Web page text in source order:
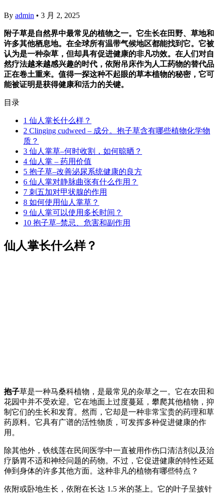
By admin • 3 月 2, 2025
附子草是自然界中最常见的植物之一。它生长在田野、草地和
许多其他栖息地。在全球所有温带气候地区都能找到它。它被
认为是一种杂草，但却具有促进健康的非凡功效。在人们对自
然疗法越来越感兴趣的时代，依附吊床作为人工药物的替代品
正在卷土重来。值得一探这种不起眼的草本植物的秘密，它可
能被证明是获得健康和活力的关键。
目录
1 仙人掌长什么样？
2 Clinging cudweed – 成分。抱子草含有哪些植物化学物
质？
3 仙人掌草–何时收割，如何晾晒？
4 仙人掌 – 药用价值
5 抱子草–改善泌尿系统健康的良方
6 仙人掌对静脉曲张有什么作用？
7 刺五加对甲状腺的作用
8 如何使用仙人掌草？
9 仙人掌可以使用多长时间？
10 抱子草–禁忌、危害和副作用
仙人掌长什么样？
抱子草是一种马桑科植物，是最常见的杂草之一。它在农田和
花园中并不受欢迎。它在地面上过度蔓延，攀爬其他植物，抑
制它们的生长和发育。然而，它却是一种非常宝贵的药理和草
药原料。它具有广谱的活性物质，可发挥多种促进健康的作
用。
除其他外，铁线莲在民间医学中一直被用作伤口清洁剂以及治
疗肠胃不适和神经问题的药物。不过，它促进健康的特性还延
伸到身体的许多其他方面。这种非凡的植物有哪些特点？
依附或卧地生长，依附在长达 1.5 米的茎上。它的叶子呈披针